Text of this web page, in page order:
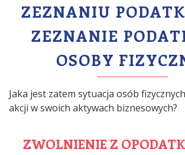
ZEZNANIU
ZEZNANIE
OSOBY
Jaka jest zatem sytuacja osób
akcji w swoich aktywach biznesowych?
ZWOLNIENIE Z